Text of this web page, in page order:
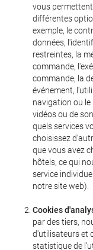
vous
différentes
exemple, le
données,
restreintes, la
commande,
commande, la
événement,
navigation ou
vidéos ou de
quels services
choisissez
que vous avez
hôtels, ce qui
service
notre site web).
Cookies
par des tiers,
d'utilisateurs et
statistique de